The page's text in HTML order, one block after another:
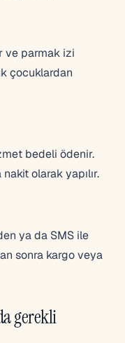
ve parmak izi
çocuklardan
bedeli ödenir.
olarak yapılır.
ya da SMS ile
sonra kargo veya
gerekli